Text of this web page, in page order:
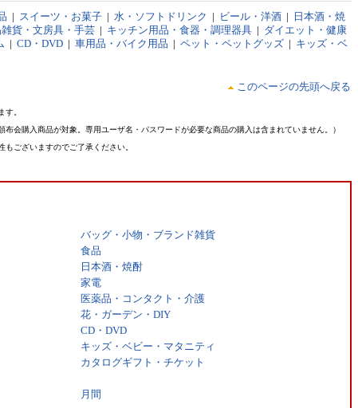
| スイーツ・お菓子 | 水・ソフトドリンク | ビール・洋酒 |
日本酒・焼
雑貨・文房具・手芸 | キッチン用品・食器・調理器具 | ダイエット・健康
| CD・DVD | 車用品・バイク用品 | ペット・ペットグッズ | キッズ・ベ
このページの先頭へ戻る
。
会購入商品が対象。専用ユーザ名・パスワードが必要な商品の購入は含まれていません。）
ございますのでご了承ください。
バッグ・小物・ブランド雑貨
食品
日本酒・焼酎
家電
医薬品・コンタクト・介護
花・ガーデン・DIY
CD・DVD
キッズ・ベビー・マタニティ
カタログギフト・チケット
月間